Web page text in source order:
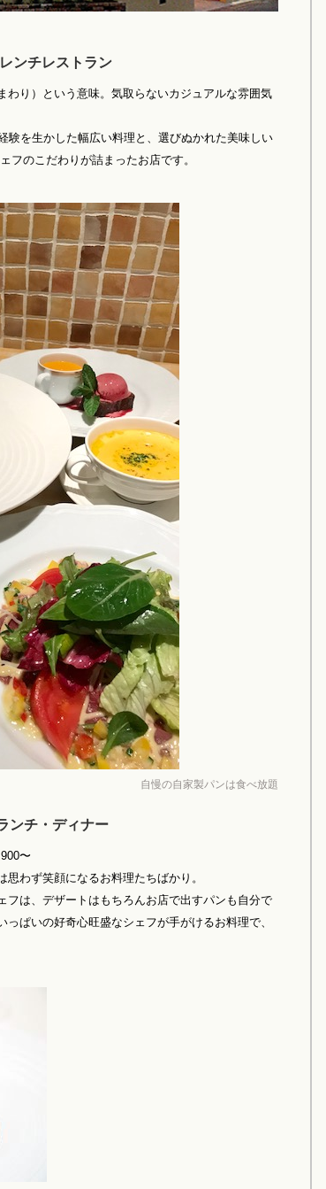
ンチレストラン
わり）という意味。気取らないカジュアルな雰囲気
験を生かした幅広い料理と、選びぬかれた美味しい
フのこだわりが詰まったお店です。
自慢の自家製パンは食べ放題
ンチ・ディナー
〜
わず笑顔になるお料理たちばかり。
は、デザートはもちろんお店で出すパンも自分で
ぱいの好奇心旺盛なシェフが手がけるお料理で、